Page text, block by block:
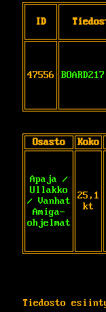
ID
47556
Osasto Koko
Apaja /
Ullakko
/ Vanhat
Amiga-
ohjelmat
25,1
kt
Tiedosto